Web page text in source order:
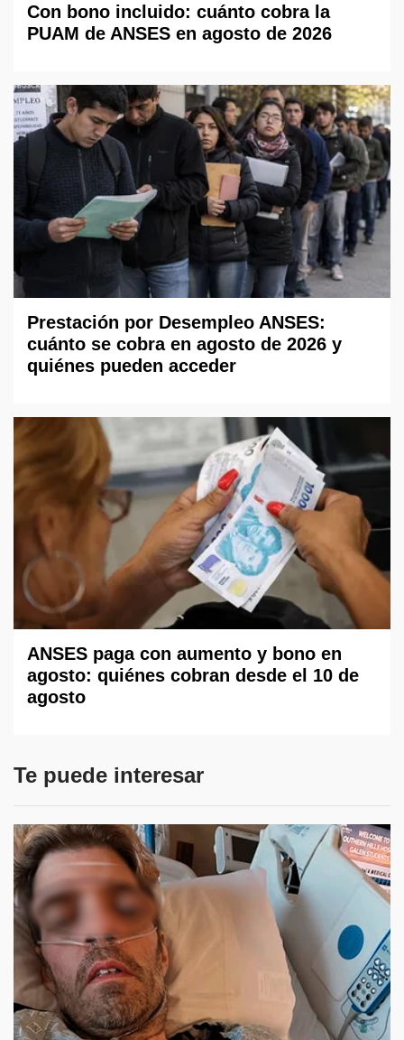
Con bono incluido: cuánto cobra la
PUAM de ANSES en agosto de 2026
Prestación por Desempleo ANSES:
cuánto se cobra en agosto de 2026 y
quiénes pueden acceder
ANSES paga con aumento y bono en
agosto: quiénes cobran desde el 10 de
agosto
Te puede interesar